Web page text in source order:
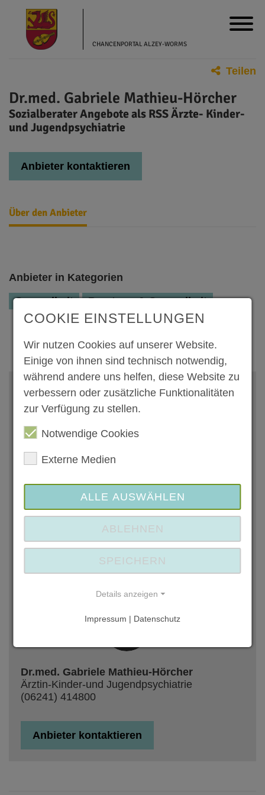
CHANCENPORTAL ALZEY-WORMS
Teilen
Dr.med. Gabriele Mathieu-Hörcher
Sozialberater Angebote als RSS Ärzte- Kinder-
und Jugendpsychiatrie
Anbieter kontaktieren
Über den Anbieter
Anbieter in Kategorien
Gesundheit
Beratung & Gesundheit
Adresse und Kontakt
Am Herrnkeller 5
Zustimmung zum "Google Maps"
https://www.doctolib.de/kinder-
jugendpsychiatrie-und-psychotherapie-
2/worms/gabriele-mathieu-hoercher
Ihre Ansprechpartnerin
Dr.med. Gabriele Mathieu-Hörcher
Ärztin-Kinder-und Jugendpsychiatrie
(06241) 414800
Anbieter kontaktieren
COOKIE EINSTELLUNGEN
Wir nutzen Cookies auf unserer Website.
Einige von ihnen sind technisch notwendig,
während andere uns helfen, diese Website zu
verbessern oder zusätzliche Funktionalitäten
zur Verfügung zu stellen.
Notwendige Cookies
Externe Medien
ALLE AUSWÄHLEN
ABLEHNEN
SPEICHERN
Details anzeigen
Impressum | Datenschutz